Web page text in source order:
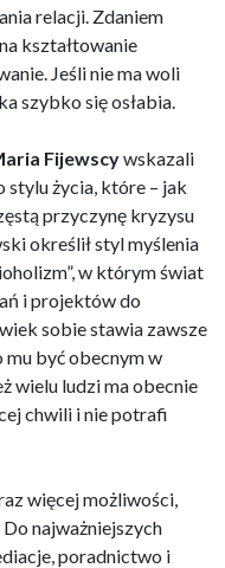
relacji. Zdaniem
kształtowanie
Jeśli nie ma woli
szybko się osłabia.
Fijewscywskazali
stylu życia, które – jak
przyczynę kryzysu
określił styl myślenia
w którym świat
i projektów do
sobie stawia zawsze
mu być obecnym w
wielu ludzi ma obecnie
chwili i nie potrafi
więcej możliwości,
najważniejszych
poradnictwo i